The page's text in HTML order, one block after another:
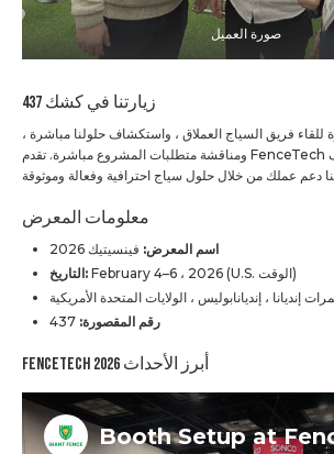
صورة العميل
زيارتنا في كشك 437
للقاء فريق السياج العملاق ، واستكشاف حلولنا مباشرة ،
ومناقشة متطلبات المشروع مباشرة. تقدم FenceTech فرصة ثمينة لاكتشاف كيف
معلومات المعرض
اسم المعرض: فينسيتيك 2026
التاريخ:
February 4–6 ، 2026 (U.S. الوقت)
إنديانا ، إنديانابوليس ، الولايات المتحدة الأمريكية
رقم المقصورة:
FenceTech 2026 أبرز الأحداث